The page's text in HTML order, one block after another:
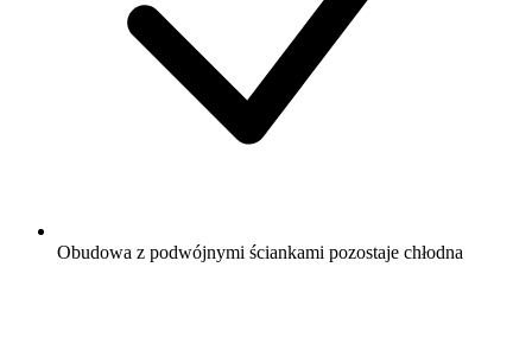
Obudowa z podwójnymi ściankami pozostaje chłodna